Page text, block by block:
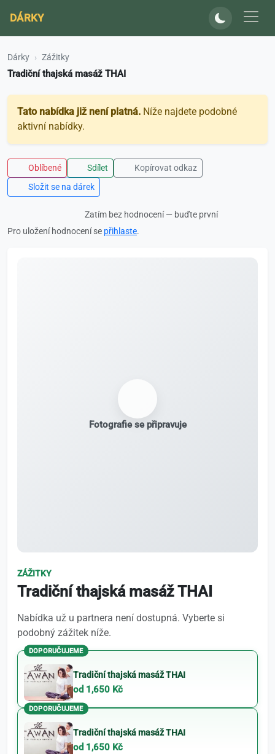
DÁRKY
Dárky Zážitky
Tradiční thajská masáž THAI
Tato nabídka již není platná. Níže najdete podobné
aktivní nabídky.
Oblíbené Sdílet
Kopírovat odkaz
Složit se na dárek
Zatím bez hodnocení — buďte první
Pro uložení hodnocení se přihlaste.
Fotografie se připravuje
ZÁŽITKY
Tradiční thajská masáž THAI
Nabídka už u partnera není dostupná. Vyberte si
podobný zážitek níže.
DOPORUČUJEME
Tradiční thajská masáž THAI
od 1,650 Kč
DOPORUČUJEME
Tradiční thajská masáž THAI
od 1,650 Kč